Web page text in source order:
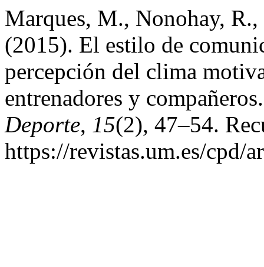
Marques, M., Nonohay,
(2015). El estilo de
percepción del clima
entrenadores y
Deporte, 15(2), 47–54.
https://revistas.um.es/cpd/